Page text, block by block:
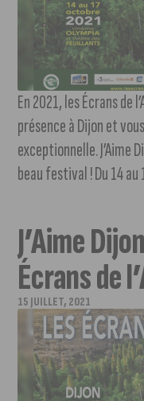
En 2021, les Écrans de
présence à Dijon et
exceptionnelle. J’Aime
beau festival ! Du 14 au
J’Aime
Écrans de
15 JUILLET, 2021